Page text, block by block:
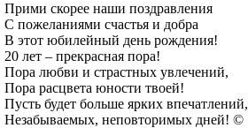
Прими скорее наши поздравления
С пожеланиями счастья и добра
В этот юбилейный день рождения!
20 лет – прекрасная пора!
Пора любви и страстных увлечений,
Пора расцвета юности твоей!
Пусть будет больше ярких впечатлений,
Незабываемых, неповторимых дней! ©